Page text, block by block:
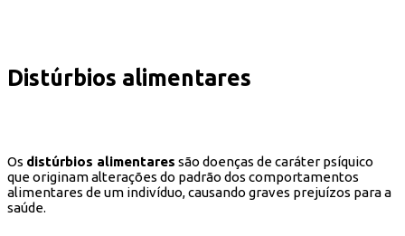
Distúrbios alimentares
Os distúrbios alimentares são doenças de caráter psíquico
que originam alterações do padrão dos comportamentos
alimentares de um indivíduo, causando graves prejuízos para a
saúde.